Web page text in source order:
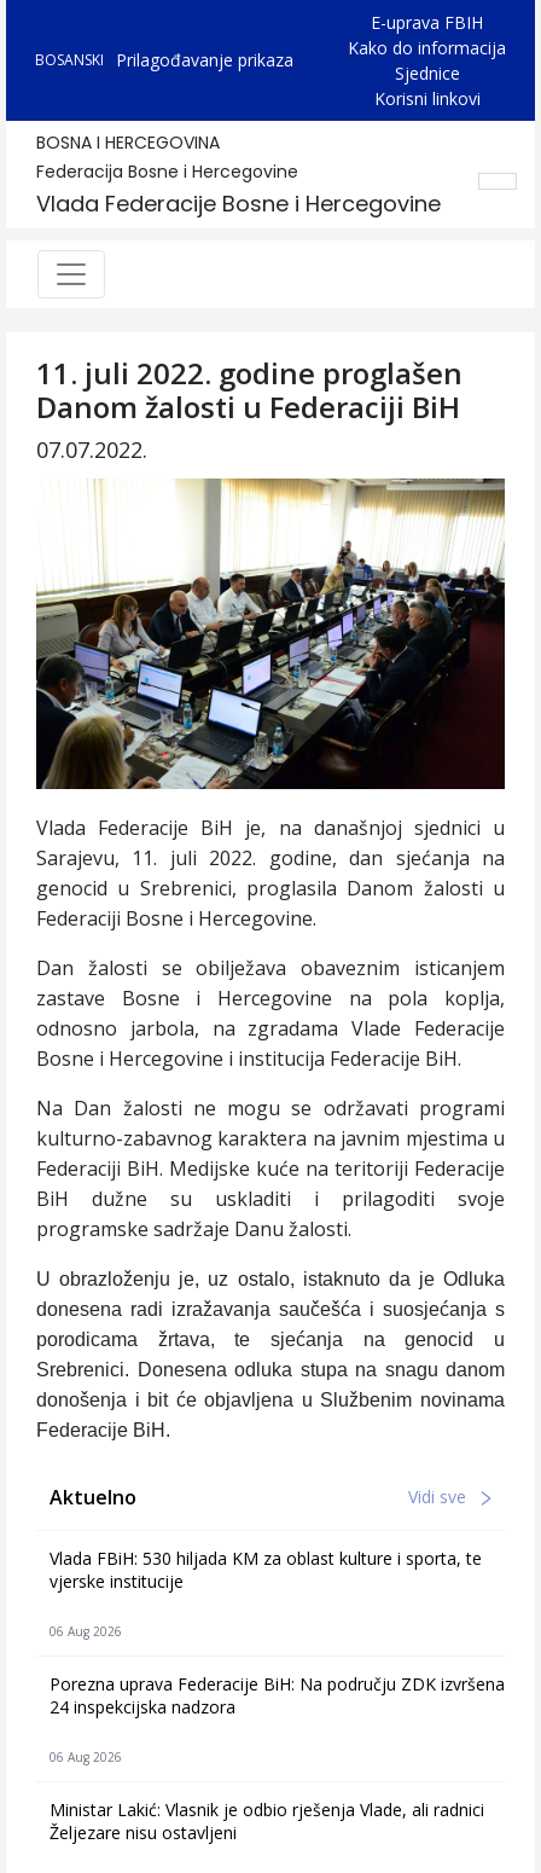
BOSANSKI Prilagođavanje prikaza
E-uprava FBIH
Kako do informacija
Sjednice
Korisni linkovi
BOSNA I HERCEGOVINA
Federacija Bosne i Hercegovine
Vlada Federacije Bosne i Hercegovine
11. juli 2022. godine proglašen
Danom žalosti u Federaciji BiH
07.07.2022.
Vlada Federacije BiH je, na današnjoj sjednici u
Sarajevu, 11. juli 2022. godine, dan sjećanja na
genocid u Srebrenici, proglasila Danom žalosti u
Federaciji Bosne i Hercegovine.
Dan žalosti se obilježava obaveznim isticanjem
zastave Bosne i Hercegovine na pola koplja,
odnosno jarbola, na zgradama Vlade Federacije
Bosne i Hercegovine i institucija Federacije BiH.
Na Dan žalosti ne mogu se održavati programi
kulturno-zabavnog karaktera na javnim mjestima u
Federaciji BiH. Medijske kuće na teritoriji Federacije
BiH dužne su uskladiti i prilagoditi svoje
programske sadržaje Danu žalosti.
U obrazloženju je, uz ostalo, istaknuto da je Odluka
donesena radi izražavanja saučešća i suosjećanja s
porodicama žrtava, te sjećanja na genocid u
Srebrenici. Donesena odluka stupa na snagu danom
donošenja i bit će objavljena u Službenim novinama
Federacije BiH.
Aktuelno Vidi sve
Vlada FBiH: 530 hiljada KM za oblast kulture i sporta, te
vjerske institucije
06 Aug 2026
Porezna uprava Federacije BiH: Na području ZDK izvršena
24 inspekcijska nadzora
06 Aug 2026
Ministar Lakić: Vlasnik je odbio rješenja Vlade, ali radnici
Željezare nisu ostavljeni